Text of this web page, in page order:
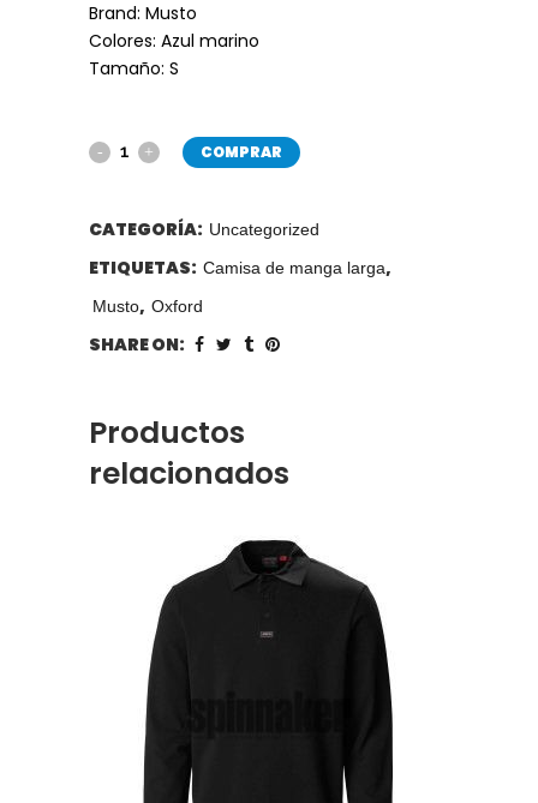
Brand: Musto
Colores: Azul marino
Tamaño: S
COMPRAR
CATEGORÍA: Uncategorized
ETIQUETAS: Camisa de manga larga,
Musto, Oxford
SHARE ON:
Productos
relacionados